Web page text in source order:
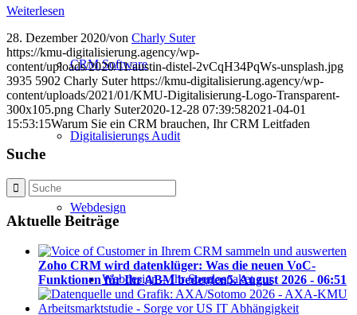
CRM Software
Digitalisierungs Audit
Webdesign
Webdesign – Ihr Sorglospaket zur
Weiterlesen
28. Dezember 2020/von Charly Suter
https://kmu-digitalisierung.agency/wp-
content/uploads/2020/11/austin-distel-2vCqH34PqWs-unsplash.jpg
3935 5902 Charly Suter https://kmu-digitalisierung.agency/wp-
content/uploads/2021/01/KMU-Digitalisierung-Logo-Transparent-
300x105.png Charly Suter2020-12-28 07:39:582021-04-01
15:53:15Warum Sie ein CRM brauchen, Ihr CRM Leitfaden
Suche
Aktuelle Beiträge
Zoho CRM wird datenklüger: Was die neuen VoC-
Funktionen für Ihr ABM bedeuten5. August 2026 - 06:51